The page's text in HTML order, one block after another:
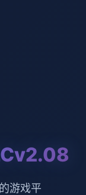
游戏平